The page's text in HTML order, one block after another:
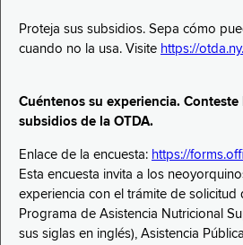
Proteja sus subsidios. Sepa cómo
cuando no la usa. Visite https://
Cuéntenos su experiencia. Conteste
subsidios de la OTDA.
Enlace de la encuesta: https://
Esta encuesta invita a los
experiencia con el trámite de solicitud
Programa de Asistencia Nutricional
sus siglas en inglés), Asistencia